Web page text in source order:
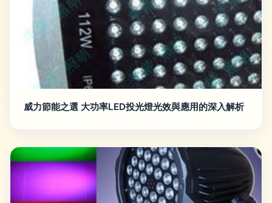
威力節能之選 大功率LED投光燈光效與應用的深入解析